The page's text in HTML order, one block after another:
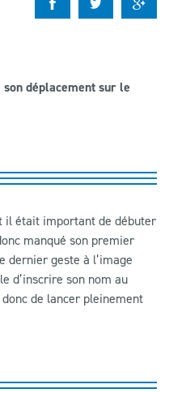
déplacement sur le
il était important de débuter
manqué son premier
dernier geste à l’image
d’inscrire son nom au
de lancer pleinement